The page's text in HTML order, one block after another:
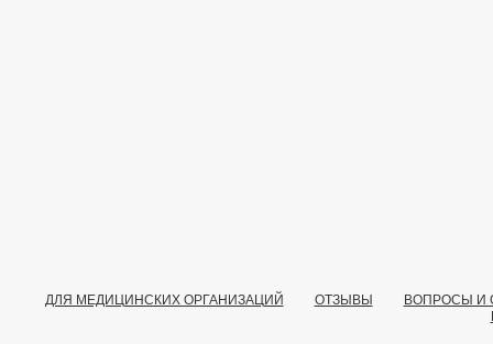
ДЛЯ МЕДИЦИНСКИХ ОРГАНИЗАЦИЙ ОТЗЫВЫ
ВОПРОСЫ И